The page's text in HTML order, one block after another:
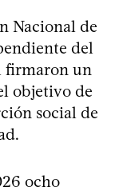
Nacional de
del
firmaron un
objetivo de
social de
ocho